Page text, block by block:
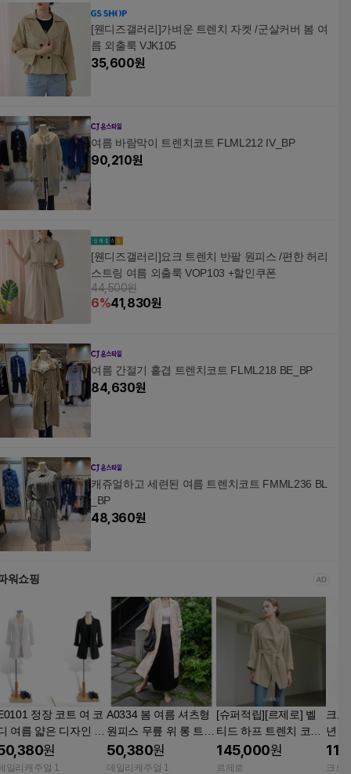
[웬디즈갤러리]가벼운 트렌치 자켓 /군살커버 봄 여
름 외출룩 VJK105
35,600원
여름 바람막이 트렌치코트 FLML212 IV_BP
90,210원
[웬디즈갤러리]요크 트렌치 반팔 원피스 /편한 허리
스트링 여름 외출룩 VOP103 +할인쿠폰
44,500원
6%41,830원
여름 간절기 홑겹 트렌치코트 FLML218 BE_BP
84,630원
캐쥬얼하고 세련된 여름 트렌치코트 FMML236 BL
_BP
48,360원
워쇼핑
정장 코트 여 코
여름 얇은 디자인 고
스러운 스트릿 래쉬
드 상의
원
일리캐주얼 1
A0334 봄 여름 셔츠형
원피스 무릎 위 롱 트임
면 마 트렌치 코트 여
50,380원
데일리캐주얼 1
[슈퍼적립][르제로] 벨
티드 하프 트렌치 코트
LeZERO BELTED HAL
F TRENCH COAT / BE
145,000원
르제로
크로
년
더블
코트
크로